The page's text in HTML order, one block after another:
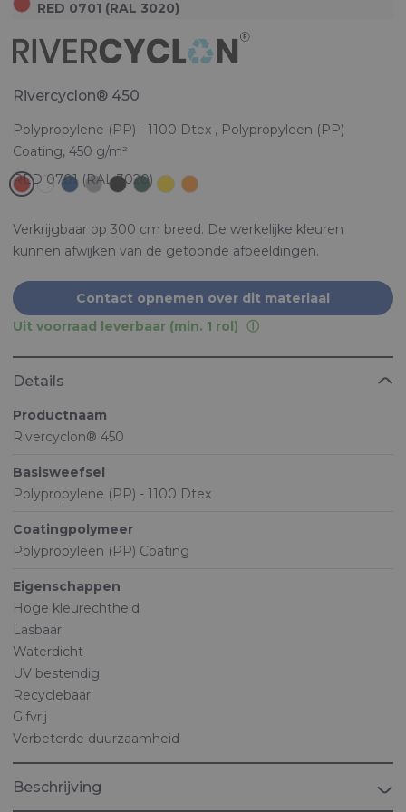
RED 0701 (RAL 3020)
Rivercyclon® 450
Polypropylene (PP) - 1100 Dtex , Polypropyleen (PP)
Coating, 450 g/m²
Verkrijgbaar op 300 cm breed. De werkelijke kleuren
kunnen afwijken van de getoonde afbeeldingen.
Contact opnemen over dit materiaal
Uit voorraad leverbaar (min. 1 rol)
Details
Productnaam
Rivercyclon® 450
Basisweefsel
Polypropylene (PP) - 1100 Dtex
Coatingpolymeer
Polypropyleen (PP) Coating
Eigenschappen
Hoge kleurechtheid
Lasbaar
Waterdicht
UV bestendig
Recyclebaar
Gifvrij
Verbeterde duurzaamheid
Beschrijving